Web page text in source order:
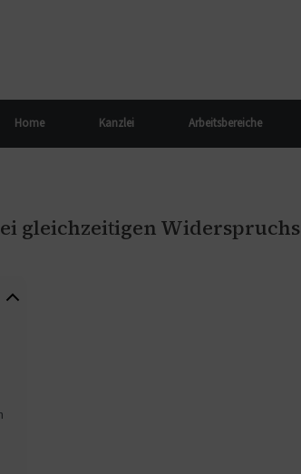
Home Kanzlei Arbeitsbereiche
gleichzeitigen Widerspruchs